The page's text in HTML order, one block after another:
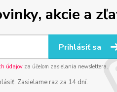
akcie a
Prihlásiť sa
údajovza účelom zasielania newslettera.
Zasielame raz za 14 dní.